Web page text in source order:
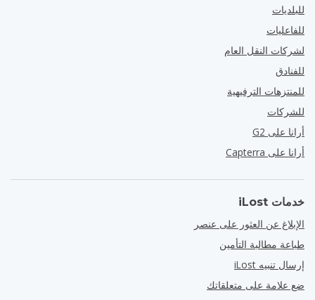
للبلديات
للفاعليات
لشركات النقل العام
للفنادق
للمنتزهات الترفيهية
للشركات
أرانا على G2
أرانا على Capterra
خدمات iLost
الإبلاغ عن العثور على عنصر
طباعة مطالبة التأمين
إرسال تنبيه iLost
ضع علامة على متعلقاتك